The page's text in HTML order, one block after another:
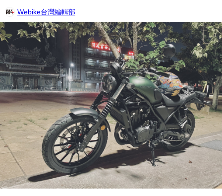
Webike台灣編輯部